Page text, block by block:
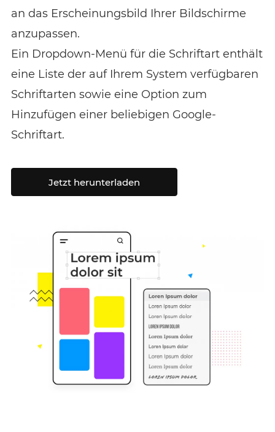
an das Erscheinungsbild Ihrer Bildschirme
anzupassen.
Ein Dropdown-Menü für die Schriftart enthält
eine Liste der auf Ihrem System verfügbaren
Schriftarten sowie eine Option zum
Hinzufügen einer beliebigen Google-
Schriftart.
Jetzt herunterladen